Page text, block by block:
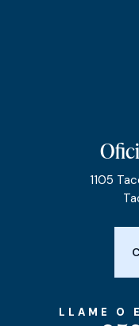
1105
LLAME O